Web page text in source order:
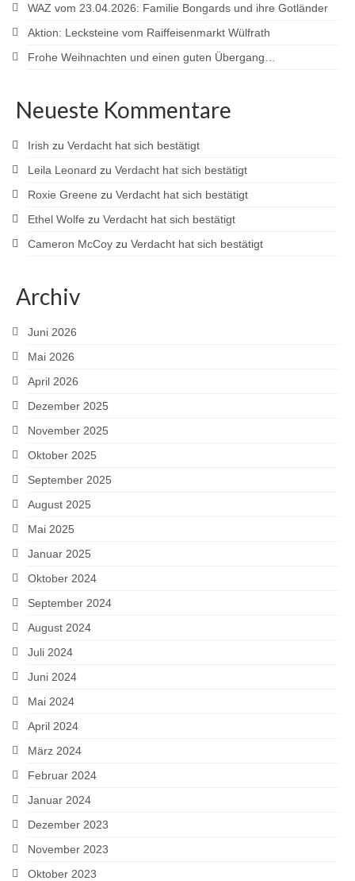
WAZ vom 23.04.2026: Familie Bongards und ihre Gotländer
Aktion: Lecksteine vom Raiffeisenmarkt Wülfrath
Frohe Weihnachten und einen guten Übergang…
Neueste Kommentare
Irish zu Verdacht hat sich bestätigt
Leila Leonard zu Verdacht hat sich bestätigt
Roxie Greene zu Verdacht hat sich bestätigt
Ethel Wolfe zu Verdacht hat sich bestätigt
Cameron McCoy zu Verdacht hat sich bestätigt
Archiv
Juni 2026
Mai 2026
April 2026
Dezember 2025
November 2025
Oktober 2025
September 2025
August 2025
Mai 2025
Januar 2025
Oktober 2024
September 2024
August 2024
Juli 2024
Juni 2024
Mai 2024
April 2024
März 2024
Februar 2024
Januar 2024
Dezember 2023
November 2023
Oktober 2023